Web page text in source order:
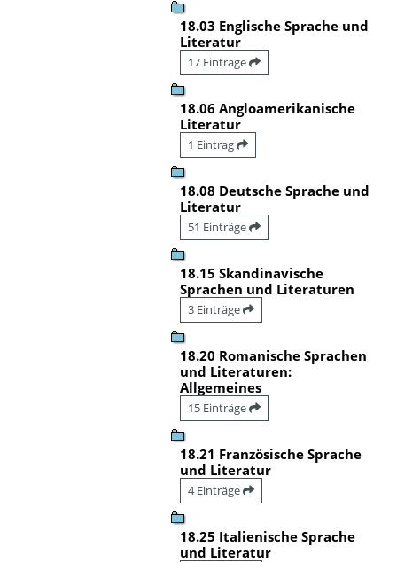
18.03 Englische Sprache und
Literatur
17 Einträge
18.06 Angloamerikanische
Literatur
1 Eintrag
18.08 Deutsche Sprache und
Literatur
51 Einträge
18.15 Skandinavische
Sprachen und Literaturen
3 Einträge
18.20 Romanische Sprachen
und Literaturen:
Allgemeines
15 Einträge
18.21 Französische Sprache
und Literatur
4 Einträge
18.25 Italienische Sprache
und Literatur